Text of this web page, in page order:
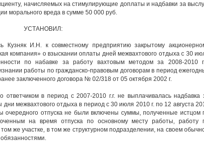
начисляемых на стимулирующие доплаты и надбавки за
морального вреда в сумме 50 000 руб.
УСТАНОВИЛ:
Кузняк И.Н. к совместному предприятию закрытому
компания» о взыскании оплаты дней межвахтового отдыха с 30
по набавке за работу вахтовым методом за 2008-2010
работы по гражданско-правовым договорам в период
заключенного договора № 02/318 от 05 октября 2002 г.
ответчиком в период с 2007-2010 г.г. не выплачивалась надбавка
межвахтового отдыха в период с 30 июля 2010 г. по 12 августа
очередного отпуска не были включены суммы, полученные истцом
на время отпуска по основному месту работы, работу
же участке, в том же структурном подразделении, на своем